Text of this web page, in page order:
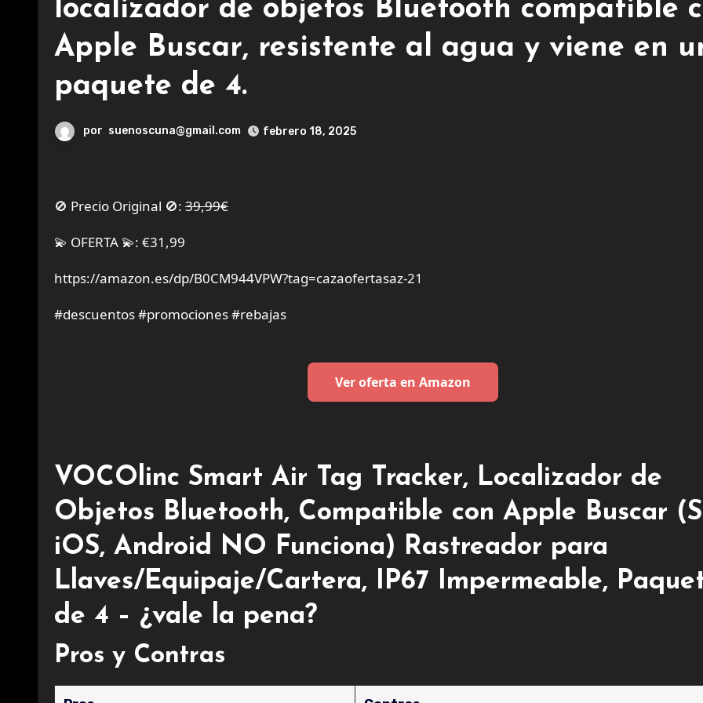
localizador de objetos Bluetooth compatible
Apple Buscar, resistente al agua y viene en
paquete de 4.
por suenoscuna@gmail.com febrero 18, 2025
🚫 Precio Original 🚫: 39,99€
💫 OFERTA 💫: €31,99
https://amazon.es/dp/B0CM944VPW?tag=cazaofertasaz-21
#descuentos #promociones #rebajas
Ver oferta en Amazon
VOCOlinc Smart Air Tag Tracker, Localizador de
Objetos Bluetooth, Compatible con Apple Buscar
iOS, Android NO Funciona) Rastreador para
Llaves/Equipaje/Cartera, IP67 Impermeable,
de 4 – ¿vale la pena?
Pros y Contras